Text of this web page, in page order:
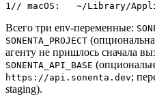
1// macOS:   ~/Library/
Всего три env-переменные:
SONENTA_PROJECT
агенту не пришлось сначала
SONENTA_API_BASE
https://api.sonenta.dev;
staging).